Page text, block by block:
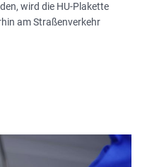
wird die HU-Plakette
am Straßenverkehr